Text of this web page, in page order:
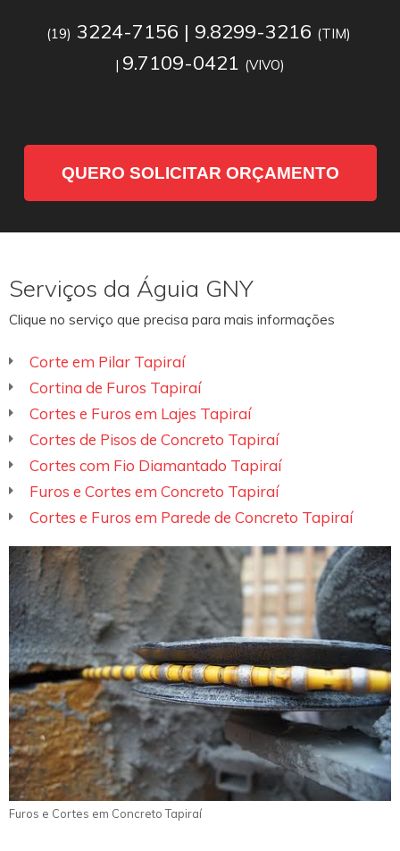
(19) 3224-7156 | 9.8299-3216 (TIM)
| 9.7109-0421 (VIVO)
QUERO SOLICITAR ORÇAMENTO
Serviços da Águia GNY
Clique no serviço que precisa para mais informações
Corte em Pilar Tapiraí
Cortina de Furos Tapiraí
Cortes e Furos em Lajes Tapiraí
Cortes de Pisos de Concreto Tapiraí
Cortes com Fio Diamantado Tapiraí
Furos e Cortes em Concreto Tapiraí
Cortes e Furos em Parede de Concreto Tapiraí
Furos e Cortes em Concreto Tapiraí